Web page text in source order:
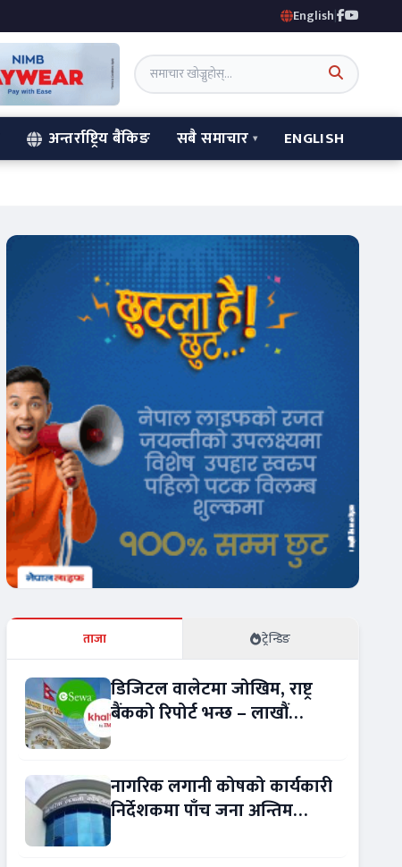
English|
अन्तर्राष्ट्रिय बैंकिङ सबै समाचार ENGLISH
ताजा ट्रेन्डिङ
डिजिटल वालेटमा जोखिम, राष्ट्र
बैंकको रिपोर्ट भन्छ – लाखौं
नागरिक लगानी कोषको कार्यकारी
निर्देशकमा पाँच जना अन्तिम